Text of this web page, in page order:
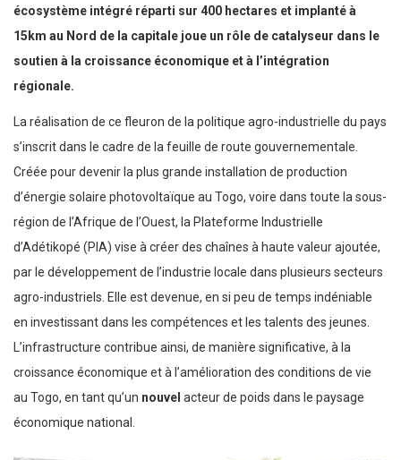
écosystème intégré réparti sur 400 hectares et implanté à
15km au Nord de la capitale joue un rôle de catalyseur dans le
soutien à la croissance économique et à l’intégration
régionale.
La réalisation de ce fleuron de la politique agro-industrielle du pays
s’inscrit dans le cadre de la feuille de route gouvernementale.
Créée pour devenir la plus grande installation de production
d’énergie solaire photovoltaïque au Togo, voire dans toute la sous-
région de l’Afrique de l’Ouest, la Plateforme Industrielle
d’Adétikopé (PIA) vise à créer des chaînes à haute valeur ajoutée,
par le développement de l’industrie locale dans plusieurs secteurs
agro-industriels. Elle est devenue, en si peu de temps indéniable
en investissant dans les compétences et les talents des jeunes.
L’infrastructure contribue ainsi, de manière significative, à la
croissance économique et à l’amélioration des conditions de vie
au Togo, en tant qu’un nouvel acteur de poids dans le paysage
économique national.